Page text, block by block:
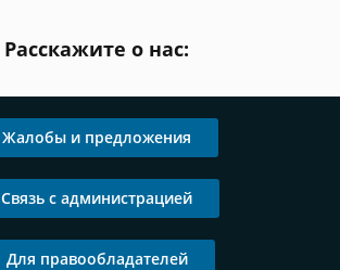
Расскажите о нас:
Жалобы и предложения
Связь с администрацией
Для правообладателей